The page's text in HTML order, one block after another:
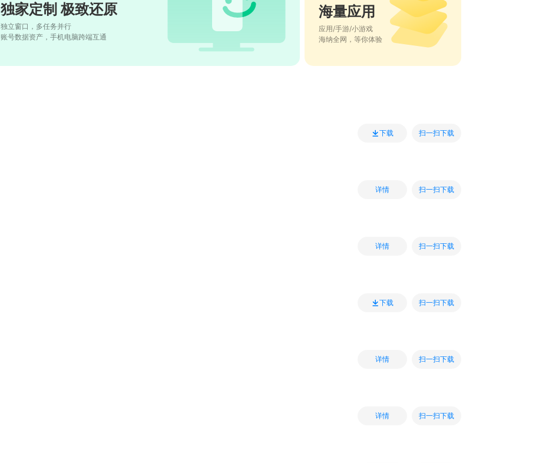
独家定制 极致还原
独立窗口，多任务并行
账号数据资产，手机电脑跨端互通
海量应用
应用/手游/小游戏
海纳全网，等你体验
下载 扫一扫下载
详情 扫一扫下载
详情 扫一扫下载
下载 扫一扫下载
详情 扫一扫下载
详情 扫一扫下载